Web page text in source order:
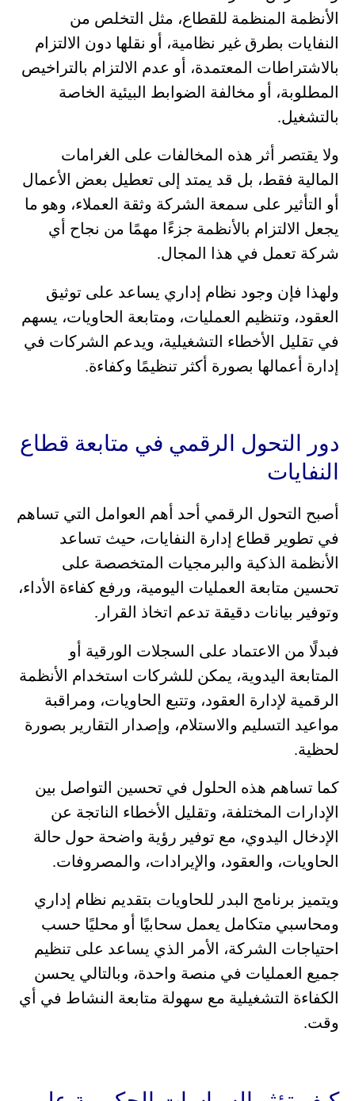
الأنظمة المنظمة للقطاع، مثل التخلص من
النفايات بطرق غير نظامية، أو نقلها دون الالتزام
بالاشتراطات المعتمدة، أو عدم الالتزام بالتراخيص
المطلوبة، أو مخالفة الضوابط البيئية الخاصة
بالتشغيل.
ولا يقتصر أثر هذه المخالفات على الغرامات
المالية فقط، بل قد يمتد إلى تعطيل بعض الأعمال
أو التأثير على سمعة الشركة وثقة العملاء، وهو ما
يجعل الالتزام بالأنظمة جزءًا مهمًا من نجاح أي
شركة تعمل في هذا المجال.
ولهذا فإن وجود نظام إداري يساعد على توثيق
العقود، وتنظيم العمليات، ومتابعة الحاويات، يسهم
في تقليل الأخطاء التشغيلية، ويدعم الشركات في
إدارة أعمالها بصورة أكثر تنظيمًا وكفاءة.
دور التحول الرقمي في متابعة قطاع
النفايات
أصبح التحول الرقمي أحد أهم العوامل التي تساهم
في تطوير قطاع إدارة النفايات، حيث تساعد
الأنظمة الذكية والبرمجيات المتخصصة على
تحسين متابعة العمليات اليومية، ورفع كفاءة الأداء،
وتوفير بيانات دقيقة تدعم اتخاذ القرار.
فبدلًا من الاعتماد على السجلات الورقية أو
المتابعة اليدوية، يمكن للشركات استخدام الأنظمة
الرقمية لإدارة العقود، وتتبع الحاويات، ومراقبة
مواعيد التسليم والاستلام، وإصدار التقارير بصورة
لحظية.
كما تساهم هذه الحلول في تحسين التواصل بين
الإدارات المختلفة، وتقليل الأخطاء الناتجة عن
الإدخال اليدوي، مع توفير رؤية واضحة حول حالة
الحاويات، والعقود، والإيرادات، والمصروفات.
ويتميز برنامج البدر للحاويات بتقديم نظام إداري
ومحاسبي متكامل يعمل سحابيًا أو محليًا حسب
احتياجات الشركة، الأمر الذي يساعد على تنظيم
جميع العمليات في منصة واحدة، وبالتالي يحسن
الكفاءة التشغيلية مع سهولة متابعة النشاط في أي
وقت.